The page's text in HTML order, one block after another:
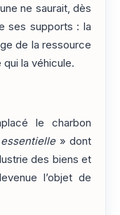
ne saurait, dès
ses supports : la
de la ressource
la véhicule.
le charbon
» dont
des biens et
l’objet de